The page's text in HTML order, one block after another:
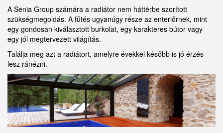
A Senia Group számára a radiátor nem háttérbe szorított
szükségmegoldás. A fűtés ugyanúgy része az enteriőrnek, mint
egy gondosan kiválasztott burkolat, egy karakteres bútor vagy
egy jól megtervezett világítás.
Találja meg azt a radiátort, amelyre évekkel később is jó érzés
lesz ránézni.